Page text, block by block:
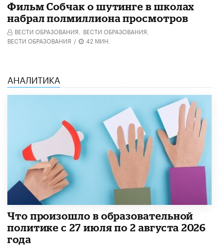
Фильм Собчак о шутинге в школах
набрал полмиллиона просмотров
ВЕСТИ ОБРАЗОВАНИЯ, ВЕСТИ ОБРАЗОВАНИЯ,
ВЕСТИ ОБРАЗОВАНИЯ / 42 МИН.
АНАЛИТИКА
​Что произошло в образовательной
политике с 27 июля по 2 августа 2026
года